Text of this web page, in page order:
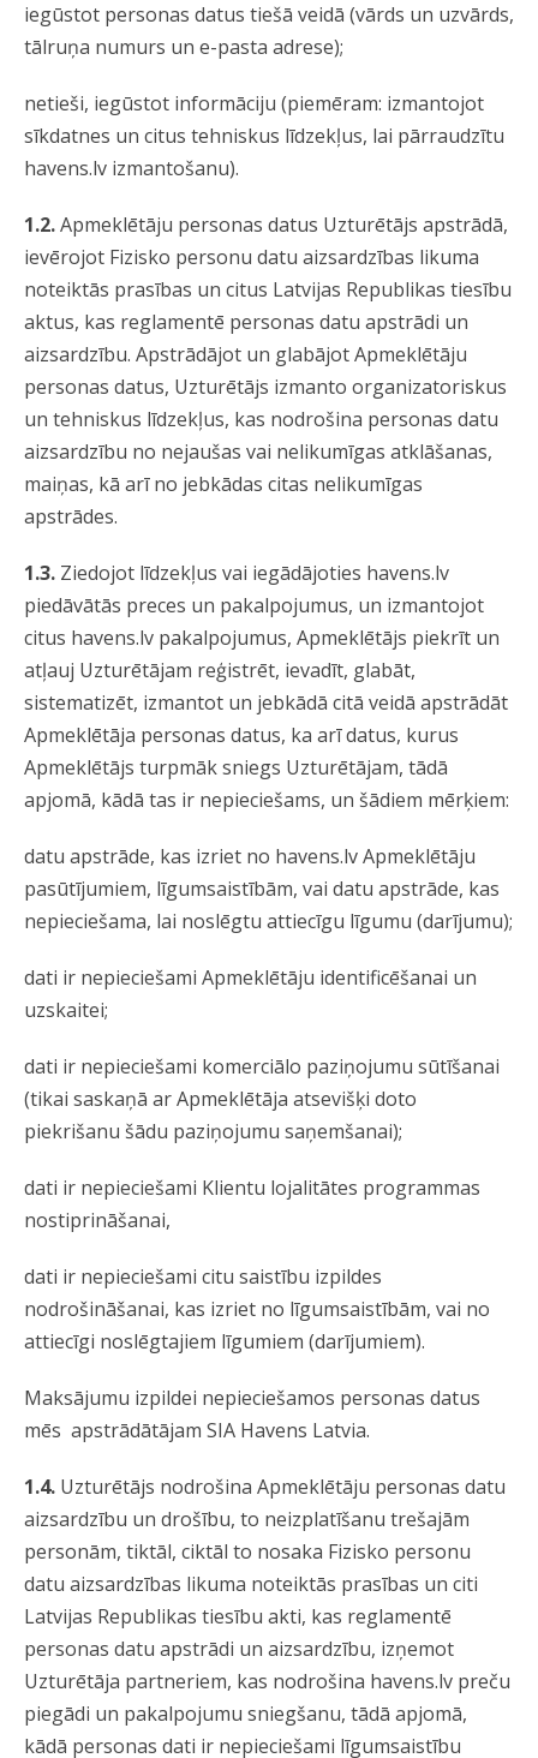
iegūstot personas datus tiešā veidā (vārds un uzvārds,
tālruņa numurs un e-pasta adrese);
netieši, iegūstot informāciju (piemēram: izmantojot
sīkdatnes un citus tehniskus līdzekļus, lai pārraudzītu
havens.lv izmantošanu).
1.2.Apmeklētāju personas datus Uzturētājs apstrādā,
ievērojot Fizisko personu datu aizsardzības likuma
noteiktās prasības un citus Latvijas Republikas tiesību
aktus, kas reglamentē personas datu apstrādi un
aizsardzību. Apstrādājot un glabājot Apmeklētāju
personas datus, Uzturētājs izmanto organizatoriskus
un tehniskus līdzekļus, kas nodrošina personas datu
aizsardzību no nejaušas vai nelikumīgas atklāšanas,
maiņas, kā arī no jebkādas citas nelikumīgas
apstrādes.
1.3. Ziedojot līdzekļus vai iegādājoties havens.lv
piedāvātās preces un pakalpojumus, un izmantojot
citus havens.lv pakalpojumus, Apmeklētājs piekrīt un
atļauj Uzturētājam reģistrēt, ievadīt, glabāt,
sistematizēt, izmantot un jebkādā citā veidā apstrādāt
Apmeklētāja personas datus, ka arī datus, kurus
Apmeklētājs turpmāk sniegs Uzturētājam, tādā
apjomā, kādā tas ir nepieciešams, un šādiem mērķiem:
datu apstrāde, kas izriet no havens.lv Apmeklētāju
pasūtījumiem, līgumsaistībām, vai datu apstrāde, kas
nepieciešama, lai noslēgtu attiecīgu līgumu (darījumu);
dati ir nepieciešami Apmeklētāju identificēšanai un
uzskaitei;
dati ir nepieciešami komerciālo paziņojumu sūtīšanai
(tikai saskaņā ar Apmeklētāja atsevišķi doto
piekrišanu šādu paziņojumu saņemšanai);
dati ir nepieciešami Klientu lojalitātes programmas
nostiprināšanai,
dati ir nepieciešami citu saistību izpildes
nodrošināšanai, kas izriet no līgumsaistībām, vai no
attiecīgi noslēgtajiem līgumiem (darījumiem).
Maksājumu izpildei nepieciešamos personas datus
mēs apstrādātājam SIA Havens Latvia.
1.4. Uzturētājs nodrošina Apmeklētāju personas datu
aizsardzību un drošību, to neizplatīšanu trešajām
personām, tiktāl, ciktāl to nosaka Fizisko personu
datu aizsardzības likuma noteiktās prasības un citi
Latvijas Republikas tiesību akti, kas reglamentē
personas datu apstrādi un aizsardzību, izņemot
Uzturētāja partneriem, kas nodrošina havens.lv preču
piegādi un pakalpojumu sniegšanu, tādā apjomā,
kādā personas dati ir nepieciešami līgumsaistību